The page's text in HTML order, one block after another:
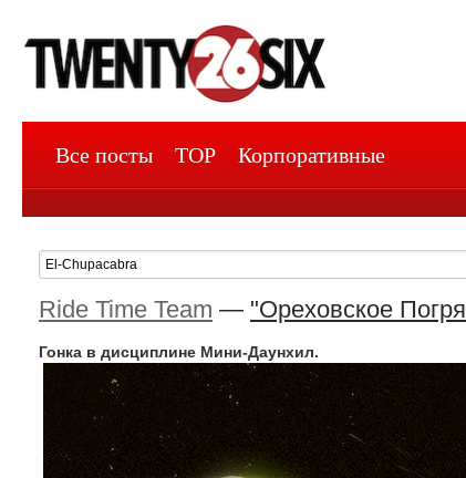
Все посты TOP Корпоративные
Ride Time Team — "Ореховское
Гонка в дисциплине Мини-Даунхил.